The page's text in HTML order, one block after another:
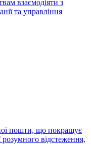
взаємодіяти з
та управління
пошти, що покращує
відстеження,